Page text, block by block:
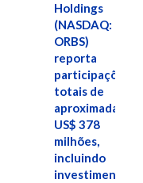
Holdings
(NASDAQ:
ORBS)
reporta
participações
totais de
US$ 378
milhões,
incluindo
investimentos